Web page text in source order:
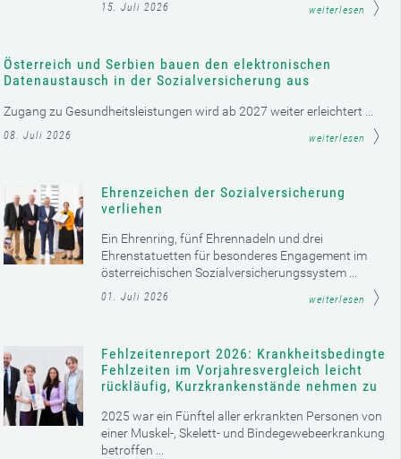
15. Juli 2026 weiterlesen
Österreich und Serbien bauen den elektronischen
Datenaustausch in der Sozialversicherung aus
Zugang zu Gesundheitsleistungen wird ab 2027 weiter erleichtert ...
08. Juli 2026 weiterlesen
Ehrenzeichen der Sozialversicherung
verliehen
Ein Ehrenring, fünf Ehrennadeln und drei
Ehrenstatuetten für besonderes Engagement im
österreichischen Sozialversicherungssystem ...
01. Juli 2026 weiterlesen
Fehlzeitenreport 2026: Krankheitsbedingte
Fehlzeiten im Vorjahresvergleich leicht
rückläufig, Kurzkrankenstände nehmen zu
2025 war ein Fünftel aller erkrankten Personen von
einer Muskel-, Skelett- und Bindegewebeerkrankung
betroffen ...